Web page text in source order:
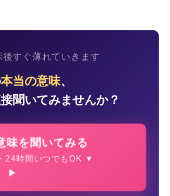
後すぐ薄れていきます
本当の意味、
聞いてみませんか？
味を聞いてみる
24時間いつでもOK ▼